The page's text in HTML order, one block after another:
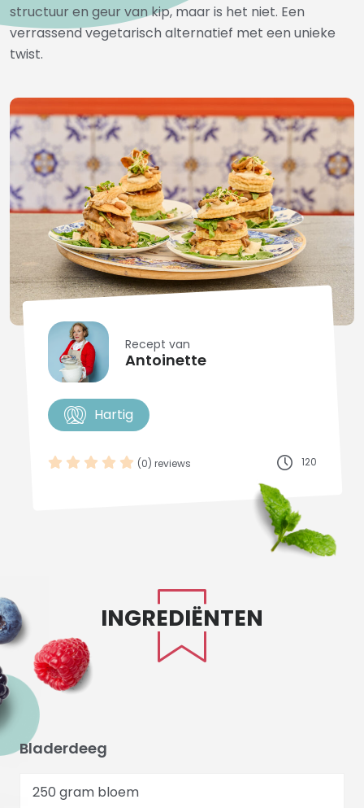
structuur en geur van kip, maar is het niet. Een
verrassend vegetarisch alternatief met een unieke
twist.
Recept van
Antoinette
Hartig
(0) reviews 120
INGREDIËNTEN
Bladerdeeg
250 gram bloem